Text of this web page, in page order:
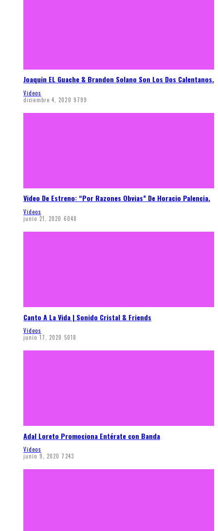
Joaquin EL Guache & Brandon Solano Son Los Dos Calentanos.
Videos
diciembre 4, 2020 9799
Video De Estreno: “Por Razones Obvias” De Horacio Palencia.
Videos
junio 21, 2020 6048
Canto A La Vida | Sonido Cristal & Friends
Videos
junio 17, 2020 5018
Adal Loreto Promociona Entérate con Banda
Videos
junio 9, 2020 7243